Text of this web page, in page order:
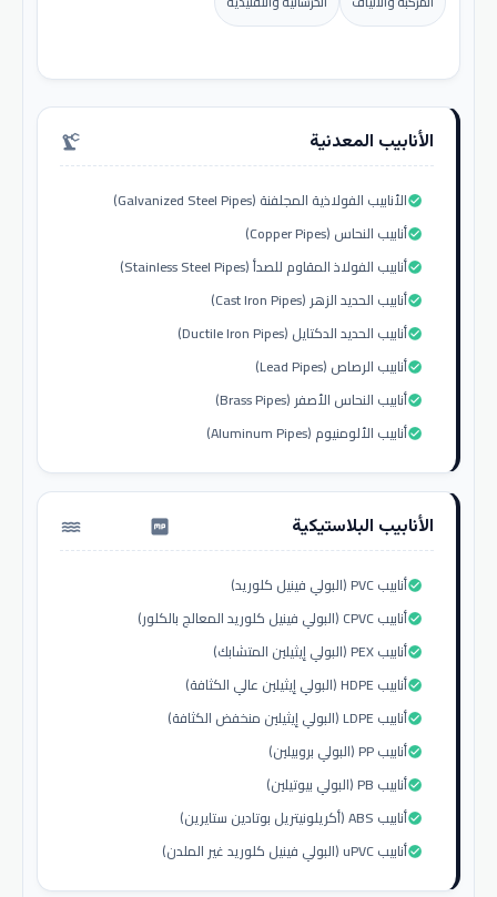
الأنابيب المعدنية precision_manufacturing
الأنابيب الفولاذية المجلفنة (Galvanized Steel Pipes)check_circle
أنابيب النحاس (Copper Pipes)check_circle
أنابيب الفولاذ المقاوم للصدأ (Stainless Steel Pipes)check_circle
أنابيب الحديد الزهر (Cast Iron Pipes)check_circle
أنابيب الحديد الدكتايل (Ductile Iron Pipes)check_circle
أنابيب الرصاص (Lead Pipes)check_circle
أنابيب النحاس الأصفر (Brass Pipes)check_circle
أنابيب الألومنيوم (Aluminum Pipes)check_circle
الأنابيب البلاستيكية water_pump
أنابيب PVC (البولي فينيل كلوريد)check_circle
أنابيب CPVC (البولي فينيل كلوريد المعالج بالكلور)check_circle
أنابيب PEX (البولي إيثيلين المتشابك)check_circle
أنابيب HDPE (البولي إيثيلين عالي الكثافة)check_circle
أنابيب LDPE (البولي إيثيلين منخفض الكثافة)check_circle
أنابيب PP (البولي بروبيلين)check_circle
أنابيب PB (البولي بيوتيلين)check_circle
أنابيب ABS (أكريلونيتريل بوتادين ستايرين)check_circle
أنابيب uPVC (البولي فينيل كلوريد غير الملدن)check_circle